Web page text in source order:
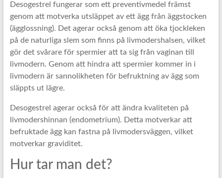
Desogestrel fungerar som ett preventivmedel främst
genom att motverka utsläppet av ett ägg från äggstocken
(ägglossning). Det agerar också genom att öka tjockleken
på de naturliga slem som finns på livmodershalsen, vilket
gör det svårare för spermier att ta sig från vaginan till
livmodern. Genom att hindra att spermier kommer in i
livmodern är sannolikheten för befruktning av ägg som
släppts ut lägre.
Desogestrel agerar också för att ändra kvaliteten på
livmodershinnan (endometrium). Detta motverkar att
befruktade ägg kan fastna på livmodersväggen, vilket
motverkar graviditet.
Hur tar man det?